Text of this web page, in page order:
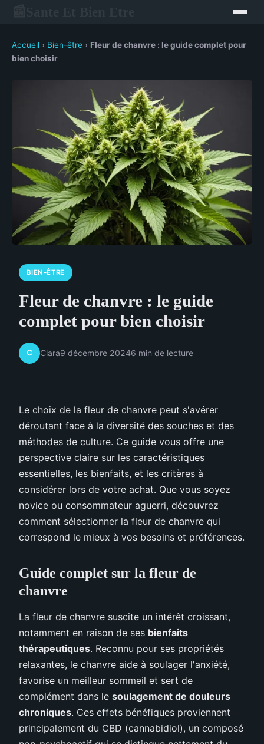
Accueil › Bien-être › Fleur de chanvre : le guide complet pour
bien choisir
BIEN-ÊTRE
Fleur de chanvre : le guide
complet pour bien choisir
C Clara9 décembre 20246 min de lecture
Le choix de la fleur de chanvre peut s'avérer
déroutant face à la diversité des souches et des
méthodes de culture. Ce guide vous offre une
perspective claire sur les caractéristiques
essentielles, les bienfaits, et les critères à
considérer lors de votre achat. Que vous soyez
novice ou consommateur aguerri, découvrez
comment sélectionner la fleur de chanvre qui
correspond le mieux à vos besoins et préférences.
Guide complet sur la fleur de
chanvre
La fleur de chanvre suscite un intérêt croissant,
notamment en raison de ses bienfaits
thérapeutiques. Reconnu pour ses propriétés
relaxantes, le chanvre aide à soulager l'anxiété,
favorise un meilleur sommeil et sert de
complément dans le soulagement de douleurs
chroniques. Ces effets bénéfiques proviennent
principalement du CBD (cannabidiol), un composé